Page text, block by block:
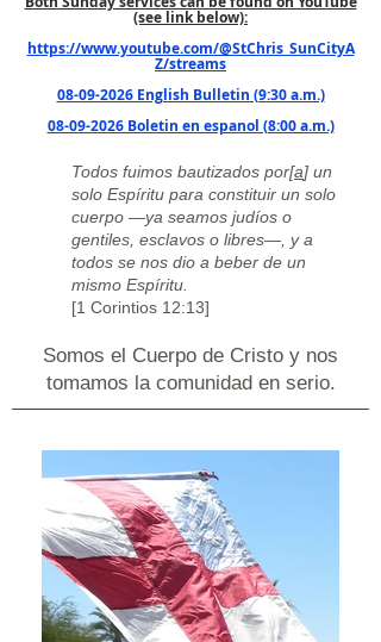
(see link below):
https://www.youtube.com/@StChris_SunCityA
Z/streams
08-09-2026 English Bulletin (9:30 a.m.)
08-09-2026 Boletin en espanol (8:00 a.m.)
Todos fuimos bautizados por[a] un
solo Espíritu para constituir un solo
cuerpo —ya seamos judíos o
gentiles, esclavos o libres—, y a
todos se nos dio a beber de un
mismo Espíritu.
[1 Corintios 12:13]
Somos el Cuerpo de Cristo y nos
tomamos la comunidad en serio.